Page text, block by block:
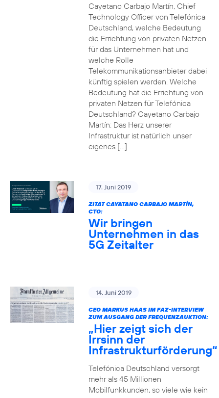
Cayetano Carbajo Martín, Chief
Technology Officer von Telefónica
Deutschland, welche Bedeutung
die Errichtung von privaten Netzen
für das Unternehmen hat und
welche Rolle
Telekommunikationsanbieter dabei
künftig spielen werden. Welche
Bedeutung hat die Errichtung von
privaten Netzen für Telefónica
Deutschland? Cayetano Carbajo
Martín: Das Herz unserer
Infrastruktur ist natürlich unser
eigenes […]
17. Juni 2019
ZITAT CAYATANO CARBAJO MARTÍN,
CTO:
Wir bringen
Unternehmen in das
5G Zeitalter
14. Juni 2019
CEO MARKUS HAAS IM FAZ-INTERVIEW
ZUM AUSGANG DER FREQUENZAUKTION:
„Hier zeigt sich der
Irrsinn der
Infrastrukturförderung“
Telefónica Deutschland versorgt
mehr als 45 Millionen
Mobilfunkkunden, so viele wie kein